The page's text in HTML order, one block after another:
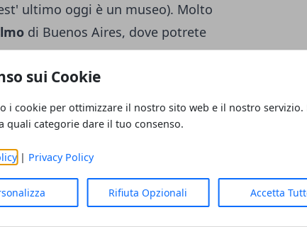
sui Cookie
i cookie per ottimizzare il nostro sito web e il nostro servizio.
quali categorie dare il tuo consenso.
| Privacy Policy
Rifiuta Opzionali Accetta
ultimo oggi è un museo). Molto
di Buenos Aires, dove potrete
in questo quartiere infatti sono molti i
potete ballare anche al ritmo africano
ancor prima della diffusione del
neri presente nella capitale. Per il
segnaliamo anche il
Manzi, uno degli interpreti più celebri
Anche il
quartiere dell' Abasto e l'
ricchi di locali di tango e molto